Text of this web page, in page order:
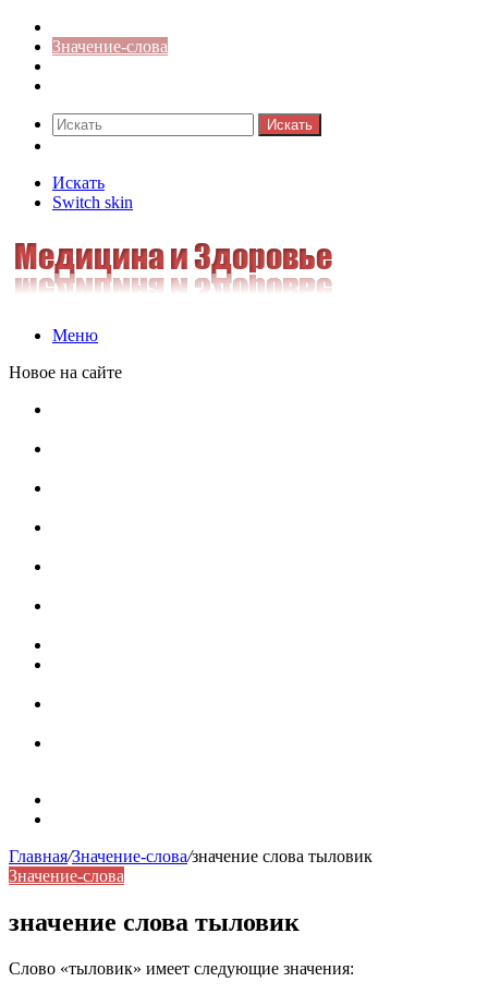
Значение-слова
Искать
Искать
Switch skin
Меню
Новое на сайте
Главная/Значение-слова/значение слова тыловик
Значение-слова
значение слова тыловик
Слово «тыловик» имеет следующие значения: